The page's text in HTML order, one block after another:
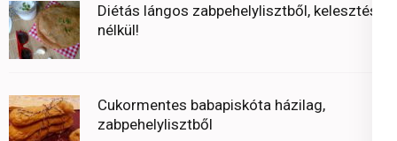
Diétás lángos zabpehelylisztből, kelesztés
nélkül!
Cukormentes babapiskóta házilag,
zabpehelylisztből